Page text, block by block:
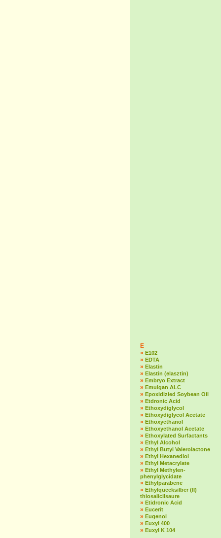
E
» E102
» EDTA
» Elastin
» Elastin (elasztin)
» Embryo Extract
» Emulgan ALC
» Epoxidizied Soybean Oil
» Etdronic Acid
» Ethoxydiglycol
» Ethoxydiglycol Acetate
» Ethoxyethanol
» Ethoxyethanol Acetate
» Ethoxylated Surfactants
» Ethyl Alcohol
» Ethyl Butyl Valerolactone
» Ethyl Hexanediol
» Ethyl Metacrylate
» Ethyl Methylen-
phenylglycidate
» Ethylparabene
» Ethylquecksilber (II)
thiosalicilsaure
» Etidronic Acid
» Eucerit
» Eugenol
» Euxyl 400
» Euxyl K 104